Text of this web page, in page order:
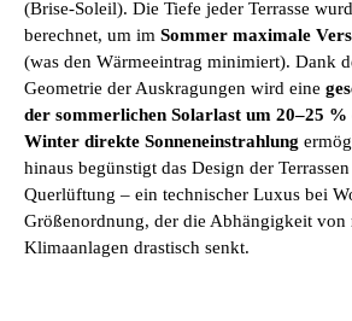
(Brise-Soleil). Die Tiefe jeder Terrasse
berechnet, um im Sommer maximale
(was den Wärmeeintrag minimiert). Dank
Geometrie der Auskragungen wird eine
der sommerlichen Solarlast um 20–25 %
Winter direkte Sonneneinstrahlung
hinaus begünstigt das Design der
Querlüftung – ein technischer Luxus bei
Größenordnung, der die Abhängigkeit von
Klimaanlagen drastisch senkt.